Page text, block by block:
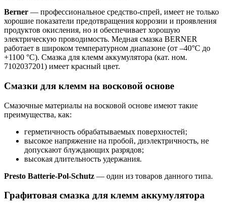
Berner — профессиональное средство-спрей, имеет не только
хорошие показатели предотвращения коррозии и проявления
продуктов окисления, но и обеспечивает хорошую
электрическую проводимость. Медная смазка BERNER
работает в широком температурном диапазоне (от –40°С до
+1100 °С). Смазка для клемм аккумулятора (кат. ном.
7102037201) имеет красный цвет.
Смазки для клемм на восковой основе
Смазочные материалы на восковой основе имеют такие
преимущества, как:
герметичность обрабатываемых поверхностей;
высокое напряжение на пробой, диэлектричность, не
допускают блуждающих разрядов;
высокая длительность удержания.
Presto Batterie-Pol-Schutz — один из товаров данного типа.
Графитовая смазка для клемм аккумулятора